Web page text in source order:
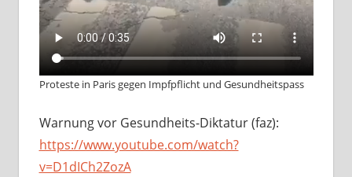
Proteste in Paris gegen Impfpflicht und Gesundheitspass
Warnung vor Gesundheits-Diktatur (faz):
https://www.youtube.com/watch?
v=D1dICh2ZozA